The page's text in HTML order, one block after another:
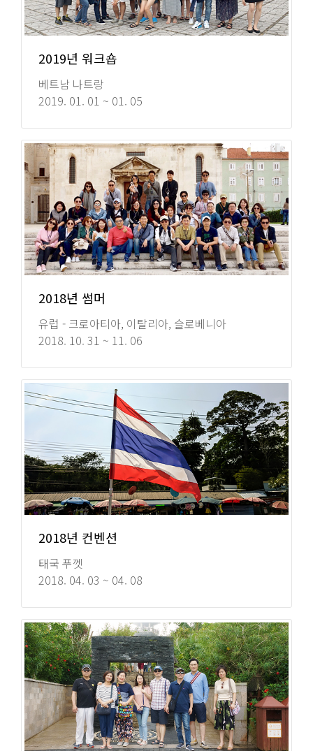
2019년 워크숍
베트남 나트랑
2019. 01. 01 ~ 01. 05
2018년 썸머
유럽 - 크로아티아, 이탈리아, 슬로베니아
2018. 10. 31 ~ 11. 06
2018년 컨벤션
태국 푸껫
2018. 04. 03 ~ 04. 08